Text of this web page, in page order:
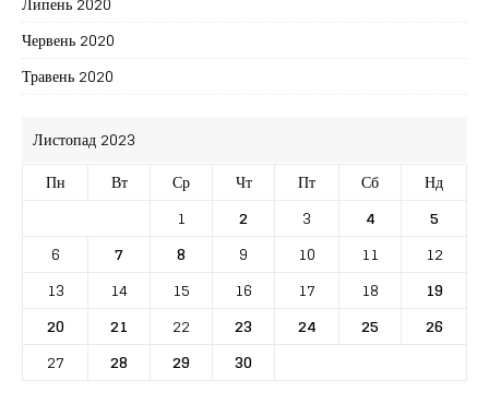
Червень 2020
Травень 2020
Листопад 2023
Пн
Вт Ср Чт Пт Сб
Нд
1
2 3 4
5
6
7 8 9 10 11
12
13
14 15 16 17 18
19
20
21 22 23 24 25
26
27
28 29
30